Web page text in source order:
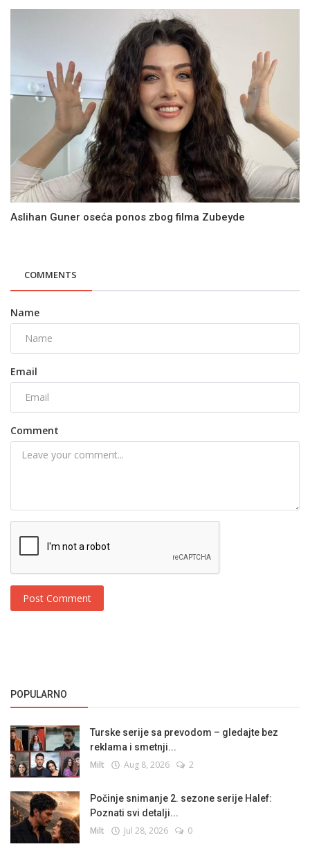
Aslihan Guner oseća ponos zbog filma Zubeyde
COMMENTS
Name
Email
Comment
Post Comment
POPULARNO
Turske serije sa prevodom – gledajte bez
reklama i smetnji...
Milt Aug 8, 2026 2
Počinje snimanje 2. sezone serije Halef:
Poznati svi detalji...
Milt Jul 28, 2026 0